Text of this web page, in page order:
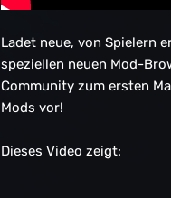
Ladet neue, von Spielern
speziellen neuen Mod-
Community zum ersten
Mods vor!
Dieses Video zeigt: